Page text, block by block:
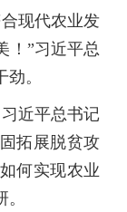
现代农业发
！”习近平总
。
近平总书记
拓展脱贫攻
何实现农业